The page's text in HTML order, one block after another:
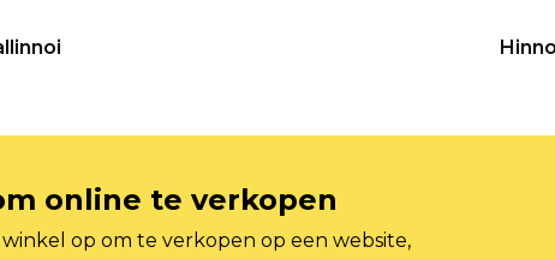
online te verkopen
op om te verkopen op een website,